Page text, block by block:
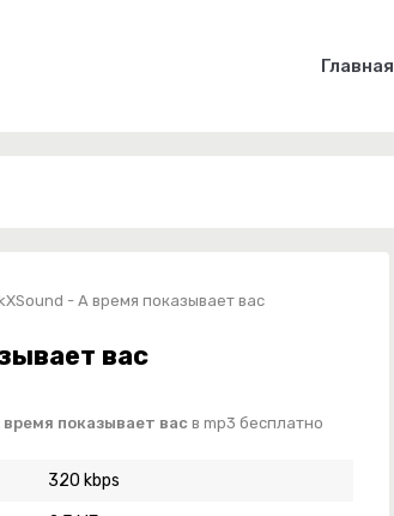
Главная
- А время показывает вас
вас
показывает вас в mp3 бесплатно
320 kbps